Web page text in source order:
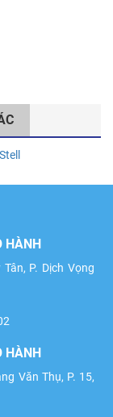
HÀNH
P. Dịch Vọng
HÀNH
Văn Thụ, P. 15,